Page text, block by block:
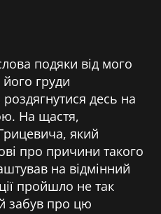
подяки від мого
його груди
десь на
На щастя,
який
про причини такого
на відмінний
пройшло не так
забув про цю